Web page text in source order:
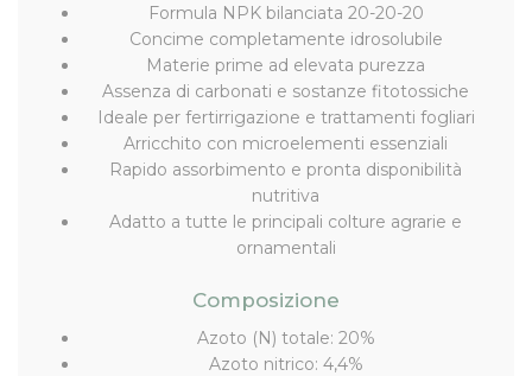
Formula NPK bilanciata 20-20-20
Concime completamente idrosolubile
Materie prime ad elevata purezza
Assenza di carbonati e sostanze fitotossiche
Ideale per fertirrigazione e trattamenti fogliari
Arricchito con microelementi essenziali
Rapido assorbimento e pronta disponibilità
nutritiva
Adatto a tutte le principali colture agrarie e
ornamentali
Composizione
Azoto (N) totale: 20%
Azoto nitrico: 4,4%